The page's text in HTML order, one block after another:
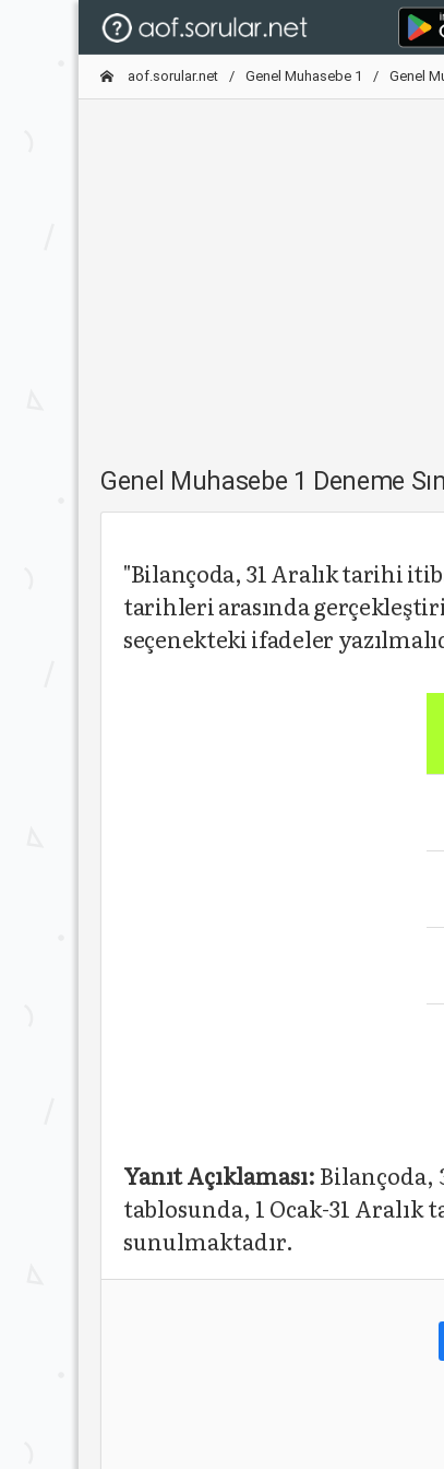
aof.sorular.net Genel Muhasebe 1 Genel
Genel Muhasebe 1 Deneme
"Bilançoda, 31 Aralık tarihi
tarihleri arasında
seçenekteki ifadeler
Yanıt Açıklaması:
tablosunda, 1 Ocak-31
sunulmaktadır.